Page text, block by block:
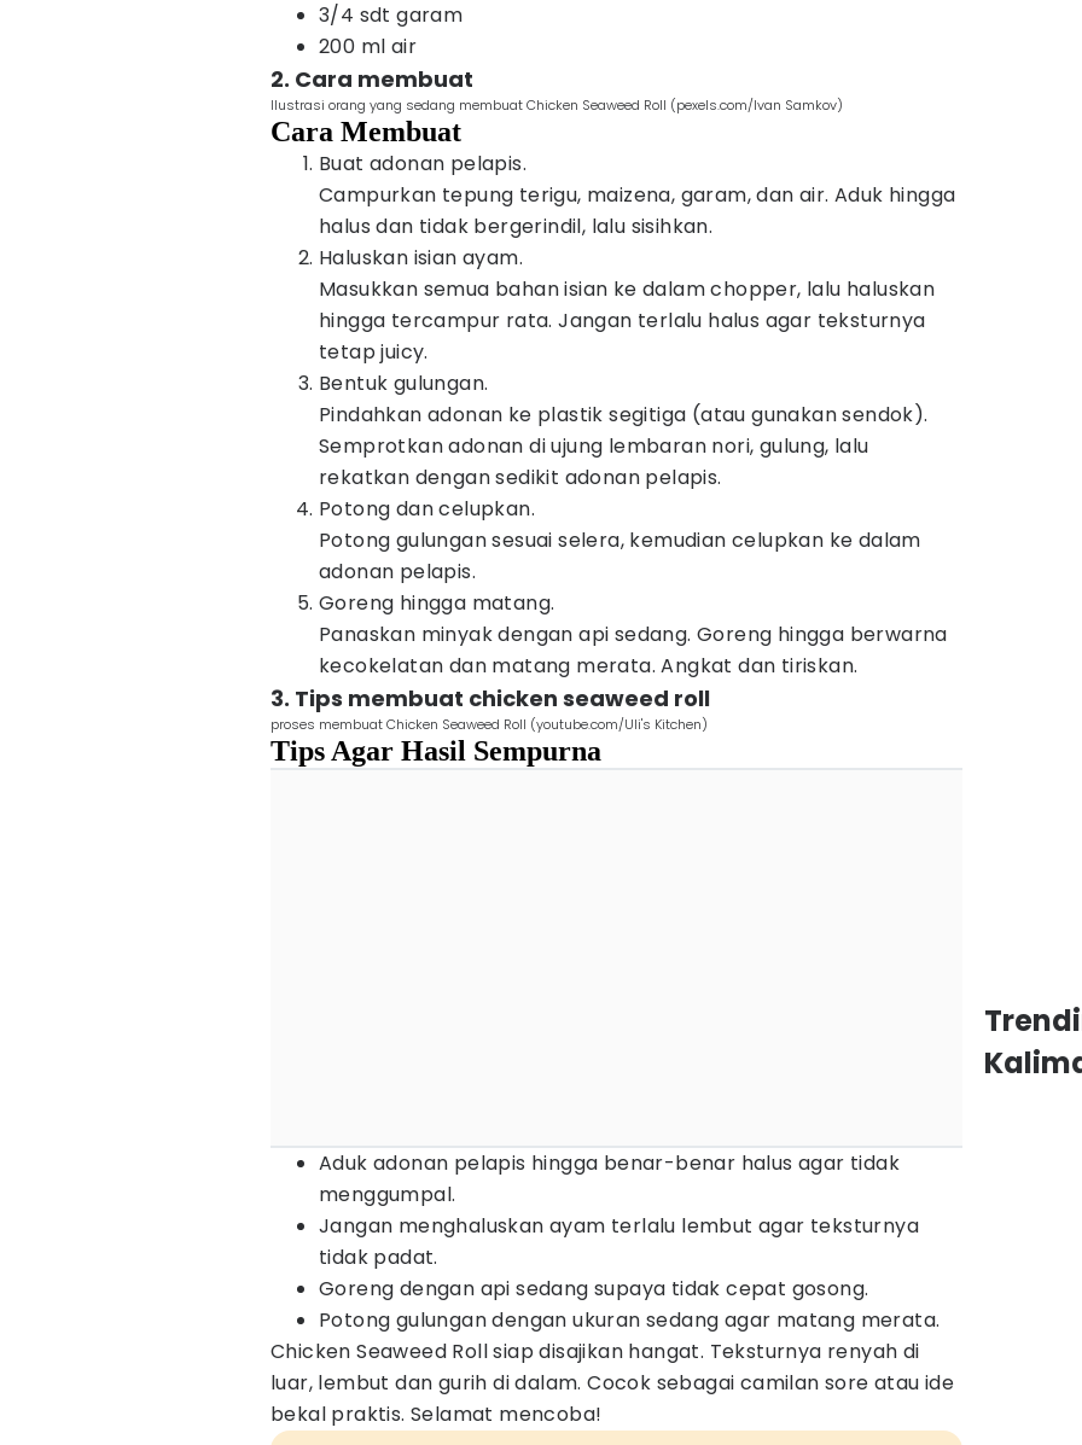
3/4 sdt garam
200 ml air
2. Cara membuat
Ilustrasi orang yang sedang membuat Chicken Seaweed Roll (pexels.com/Ivan Samkov)
Cara Membuat
Buat adonan pelapis.
Campurkan tepung terigu, maizena, garam, dan air. Aduk hingga
halus dan tidak bergerindil, lalu sisihkan.
Haluskan isian ayam.
Masukkan semua bahan isian ke dalam chopper, lalu haluskan
hingga tercampur rata. Jangan terlalu halus agar teksturnya
tetap juicy.
Bentuk gulungan.
Pindahkan adonan ke plastik segitiga (atau gunakan sendok).
Semprotkan adonan di ujung lembaran nori, gulung, lalu
rekatkan dengan sedikit adonan pelapis.
Potong dan celupkan.
Potong gulungan sesuai selera, kemudian celupkan ke dalam
adonan pelapis.
Goreng hingga matang.
Panaskan minyak dengan api sedang. Goreng hingga berwarna
kecokelatan dan matang merata. Angkat dan tiriskan.
3. Tips membuat chicken seaweed roll
proses membuat Chicken Seaweed Roll (youtube.com/Uli's Kitchen)
Tips Agar Hasil Sempurna
Aduk adonan pelapis hingga benar-benar halus agar tidak
menggumpal.
Jangan menghaluskan ayam terlalu lembut agar teksturnya
tidak padat.
Goreng dengan api sedang supaya tidak cepat gosong.
Potong gulungan dengan ukuran sedang agar matang merata.
Chicken Seaweed Roll siap disajikan hangat. Teksturnya renyah di
luar, lembut dan gurih di dalam. Cocok sebagai camilan sore atau ide
bekal praktis. Selamat mencoba!